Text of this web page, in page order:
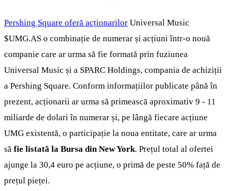
Pershing Square oferă acționarilor Universal Music
$UMG.AS o combinație de numerar și acțiuni într-o nouă
companie care ar urma să fie formată prin fuziunea
Universal Music și a SPARC Holdings, compania de achiziții
a Pershing Square. Conform informațiilor publicate până în
prezent, acționarii ar urma să primească aproximativ 9 - 11
miliarde de dolari în numerar și, pe lângă fiecare acțiune
UMG existentă, o participație la noua entitate, care ar urma
să fie listată la Bursa din New York. Prețul total al ofertei
ajunge la 30,4 euro pe acțiune, o primă de peste 50% față de
prețul pieței.